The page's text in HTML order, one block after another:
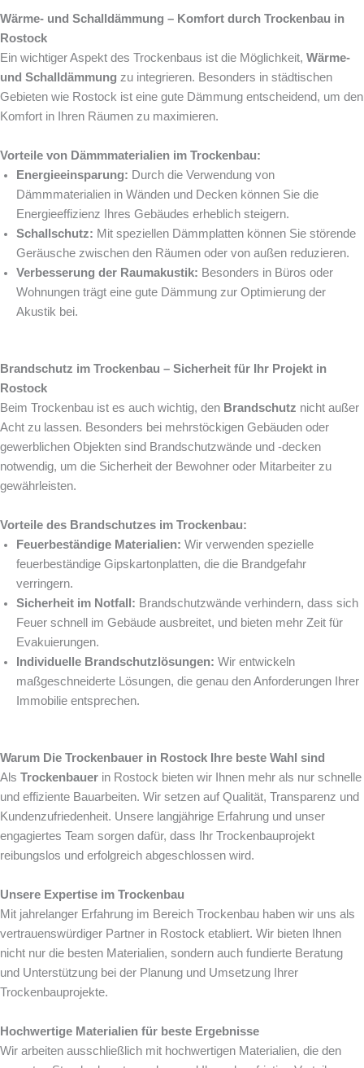
Wärme- und Schalldämmung – Komfort durch Trockenbau in
Rostock
Ein wichtiger Aspekt des Trockenbaus ist die Möglichkeit, Wärme-
und Schalldämmung zu integrieren. Besonders in städtischen
Gebieten wie Rostock ist eine gute Dämmung entscheidend, um den
Komfort in Ihren Räumen zu maximieren.
Vorteile von Dämmmaterialien im Trockenbau:
Energieeinsparung: Durch die Verwendung von
Dämmmaterialien in Wänden und Decken können Sie die
Energieeffizienz Ihres Gebäudes erheblich steigern.
Schallschutz: Mit speziellen Dämmplatten können Sie störende
Geräusche zwischen den Räumen oder von außen reduzieren.
Verbesserung der Raumakustik: Besonders in Büros oder
Wohnungen trägt eine gute Dämmung zur Optimierung der
Akustik bei.
Brandschutz im Trockenbau – Sicherheit für Ihr Projekt in
Rostock
Beim Trockenbau ist es auch wichtig, den Brandschutz nicht außer
Acht zu lassen. Besonders bei mehrstöckigen Gebäuden oder
gewerblichen Objekten sind Brandschutzwände und -decken
notwendig, um die Sicherheit der Bewohner oder Mitarbeiter zu
gewährleisten.
Vorteile des Brandschutzes im Trockenbau:
Feuerbeständige Materialien: Wir verwenden spezielle
feuerbeständige Gipskartonplatten, die die Brandgefahr
verringern.
Sicherheit im Notfall: Brandschutzwände verhindern, dass sich
Feuer schnell im Gebäude ausbreitet, und bieten mehr Zeit für
Evakuierungen.
Individuelle Brandschutzlösungen: Wir entwickeln
maßgeschneiderte Lösungen, die genau den Anforderungen Ihrer
Immobilie entsprechen.
Warum Die Trockenbauer in Rostock Ihre beste Wahl sind
Als Trockenbauer in Rostock bieten wir Ihnen mehr als nur schnelle
und effiziente Bauarbeiten. Wir setzen auf Qualität, Transparenz und
Kundenzufriedenheit. Unsere langjährige Erfahrung und unser
engagiertes Team sorgen dafür, dass Ihr Trockenbauprojekt
reibungslos und erfolgreich abgeschlossen wird.
Unsere Expertise im Trockenbau
Mit jahrelanger Erfahrung im Bereich Trockenbau haben wir uns als
vertrauenswürdiger Partner in Rostock etabliert. Wir bieten Ihnen
nicht nur die besten Materialien, sondern auch fundierte Beratung
und Unterstützung bei der Planung und Umsetzung Ihrer
Trockenbauprojekte.
Hochwertige Materialien für beste Ergebnisse
Wir arbeiten ausschließlich mit hochwertigen Materialien, die den